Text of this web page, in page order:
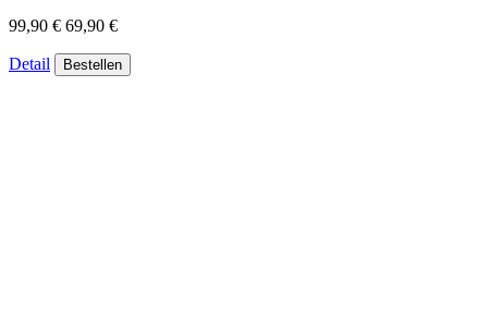
99,90 € 69,90 €
Detail Bestellen